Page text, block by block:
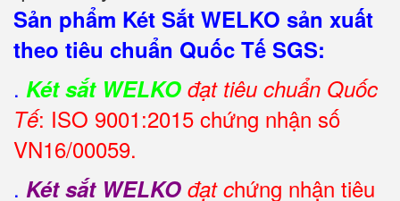
Sản phẩm Két Sắt WELKO sản xuất
theo tiêu chuẩn Quốc Tế SGS:
. Két sắt WELKO đạt tiêu chuẩn Quốc
Tế: ISO 9001:2015 chứng nhận số
VN16/00059.
. Két sắt WELKO đạt chứng nhận tiêu